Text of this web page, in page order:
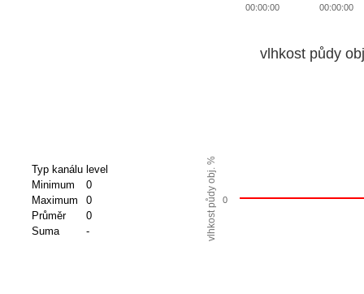
00:00:00
00:00:00
Typ kanálu level
Minimum
0
Maximum
0
Průměr
0
Suma
- vlhkost půdy obj. %
vlhkost půdy
0